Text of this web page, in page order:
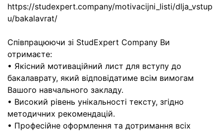
https://studexpert.company/motivacijni_listi/dlja_vstup
u/bakalavrat/
Співпрацюючи зі StudExpert Company Ви
отримаєте:
• Якісний мотиваційний лист для вступу до
бакалаврату, який відповідатиме всім вимогам
Вашого навчального закладу.
• Високий рівень унікальності тексту, згідно
методичних рекомендацій.
• Професійне оформлення та дотримання всіх